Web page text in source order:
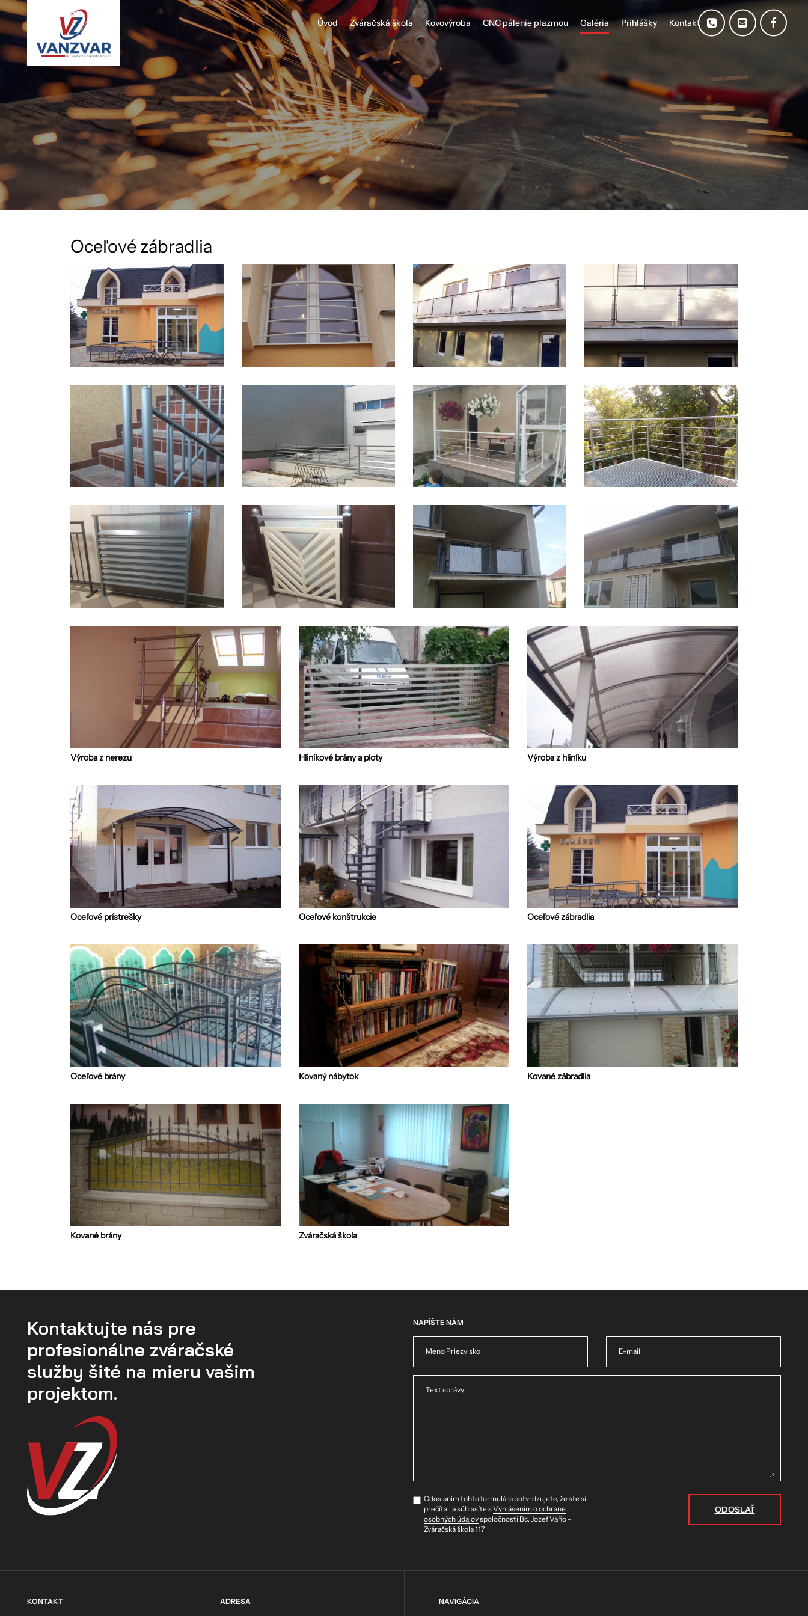
Úvod Zváračská škola Kovovýroba CNC pálenie plazmou Galéria Prihlášky Kontakt
Oceľovézábradlia
Výroba z nerezu Hliníkové brány a ploty Výroba z hliníku
Oceľové prístrešky Oceľové konštrukcie Oceľové zábradlia
Oceľové brány Kovaný nábytok Kované zábradlia
Kované brány Zváračská škola
Kontaktujte nás pre
profesionálne zváračské
služby šité na mieru vašim
projektom.
NAPÍŠTE NÁM
Meno Priezvisko E-mail
Text správy
Odoslaním tohto formulára potvrdzujete, že ste si
prečítali a súhlasíte sVyhlásením o ochrane
osobných údajovspoločnosti Bc. Jozef Vaňo -
Zváračská škola 117
ODOSLAŤ
NAVIGÁCIA
KONTAKT ADRESA